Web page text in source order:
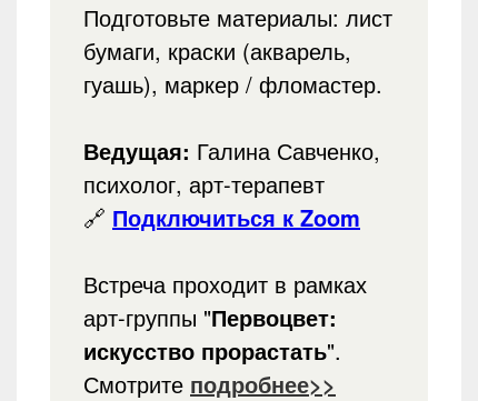
Подготовьте материалы: лист
бумаги, краски (акварель,
гуашь), маркер / фломастер.
Ведущая: Галина Савченко,
психолог, арт-терапевт
🔗 Подключиться к Zoom
Встреча проходит в рамках
арт-группы "Первоцвет:
искусство прорастать".
Смотрите подробнее>>